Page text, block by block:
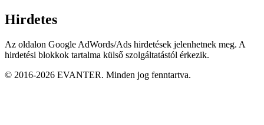
Hirdetes
Az oldalon Google AdWords/Ads hirdetések jelenhetnek meg. A
hirdetési blokkok tartalma külső szolgáltatástól érkezik.
© 2016-2026 EVANTER. Minden jog fenntartva.